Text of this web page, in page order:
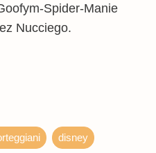
27,60 zł
© BUY.BOX
Spider-Manie
Nucciego.
disney